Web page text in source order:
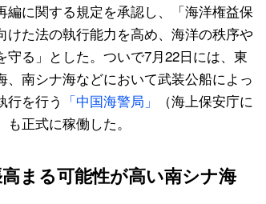
編に関する規定を承認し、「海洋権益保
けた法の執行能力を高め、海洋の秩序や
守る」とした。ついで7月22日には、東
、南シナ海などにおいて武装公船によっ
行を行う 「中国海警局」
（海上保安庁に
も正式に稼働した。
まる可能性が高い南シナ海